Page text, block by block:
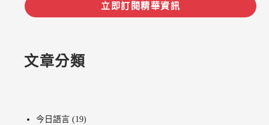
立即訂閱精華資訊
文章分類
今日語言 (19)